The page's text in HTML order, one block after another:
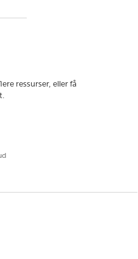
ressurser, eller få